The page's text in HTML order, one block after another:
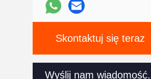
Wysięgnika
(15)Skontaktuj się teraz
Wyślij nam wiadomość.